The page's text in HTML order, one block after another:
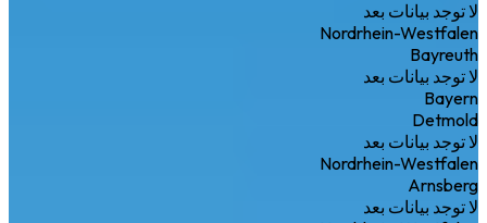
لا توجد بيانات بعد
Nordrhein-Westfalen
Bayreuth
لا توجد بيانات بعد
Bayern
Detmold
لا توجد بيانات بعد
Nordrhein-Westfalen
Arnsberg
لا توجد بيانات بعد